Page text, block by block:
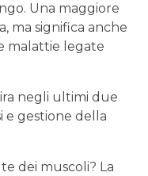
Una maggiore
ma significa anche
malattie legate
negli ultimi due
e gestione della
dei muscoli? La